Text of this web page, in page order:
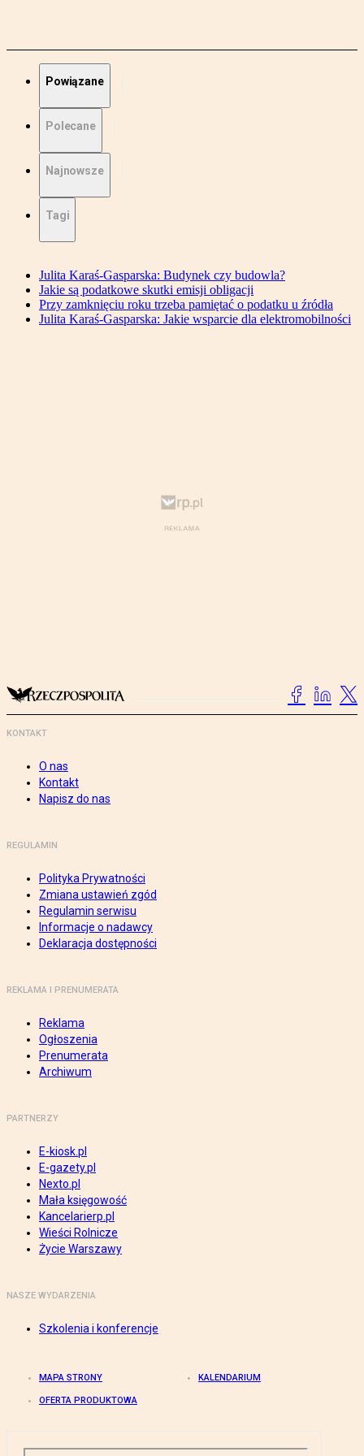
Powiązane
Polecane
Najnowsze
Tagi
Julita Karaś-Gasparska: Budynek czy budowla?
Jakie są podatkowe skutki emisji obligacji
Przy zamknięciu roku trzeba pamiętać o podatku u źródła
Julita Karaś-Gasparska: Jakie wsparcie dla elektromobilności
KONTAKT
O nas
Kontakt
Napisz do nas
REGULAMIN
Polityka Prywatności
Zmiana ustawień zgód
Regulamin serwisu
Informacje o nadawcy
Deklaracja dostępności
REKLAMA I PRENUMERATA
Reklama
Ogłoszenia
Prenumerata
Archiwum
PARTNERZY
E-kiosk.pl
E-gazety.pl
Nexto.pl
Mała księgowość
Kancelarierp.pl
Wieści Rolnicze
Życie Warszawy
NASZE WYDARZENIA
Szkolenia i konferencje
MAPA STRONY KALENDARIUM
OFERTA PRODUKTOWA